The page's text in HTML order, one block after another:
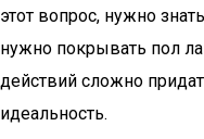
этот вопрос, нужно
нужно покрывать пол
действий сложно
идеальность.